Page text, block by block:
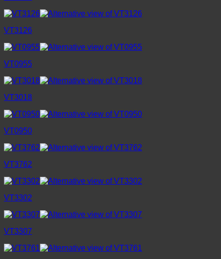
VT3126
VT0955
VT3018
VT0950
VT3762
VT3302
VT3307